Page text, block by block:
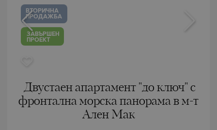
ВТОРИЧНА
ПРОДАЖБА
ЗАВЪРШЕН
ПРОЕКТ
Двустаен апартамент "до ключ" с
фронтална морска панорама в м-т
Ален Мак